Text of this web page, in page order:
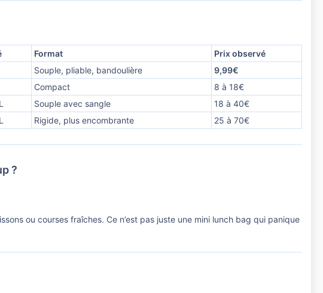
Format
Prix observé
Souple, pliable, bandoulière
9,99€
Compact
8 à 18€
Souple avec sangle
18 à 40€
Rigide, plus encombrante 25 à 70€
?
ou courses fraîches. Ce n’est pas juste une mini lunch bag qui panique